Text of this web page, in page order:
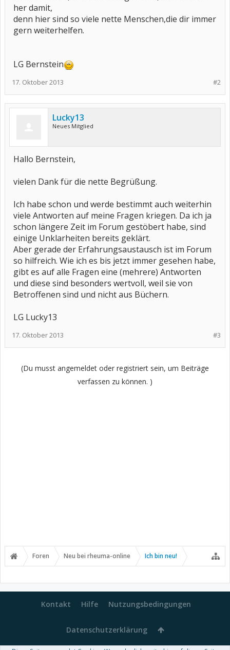
her damit,
denn hier sind so viele nette Menschen,die dir immer
gern weiterhelfen.
LG Bernstein
#2
17. Oktober 2013
Lucky13
Neues Mitglied
Hallo Bernstein,
vielen Dank für die nette Begrüßung.
Ich habe schon und werde bestimmt auch weiterhin
viele Antworten auf meine Fragen kriegen. Da ich ja
schon längere Zeit im Forum gestöbert habe, sind
einige Unklarheiten bereits geklärt.
Aber gerade der Erfahrungsaustausch ist im Forum
so hilfreich. Wie ich es bis jetzt immer gesehen habe,
gibt es auf alle Fragen eine (mehrere) Antworten
und diese sind besonders wertvoll, weil sie von
Betroffenen sind und nicht aus Büchern.
LG Lucky13
#3
17. Oktober 2013
(Du musst angemeldet oder registriert sein, um Beiträge
verfassen zu können. )
Foren Neu bei rheuma-online Ich bin neu!
Kontakt Hilfe Nutzungsbedingungen
Datenschutzerklärung